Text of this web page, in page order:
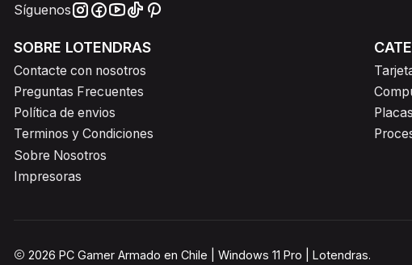
Síguenos
SOBRE LOTENDRAS
Contacte con nosotros
Preguntas Frecuentes
Política de envios
Terminos y Condiciones
Sobre Nosotros
Impresoras
2026 PC Gamer Armado en Chile | Windows 11 Pro | Lotendras.